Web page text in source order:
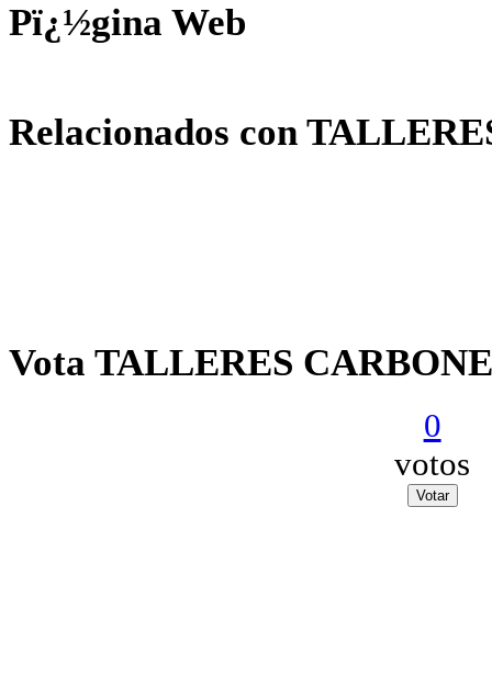
Pï¿½gina Web
Relacionados con
Vota TALLERES
0
votos